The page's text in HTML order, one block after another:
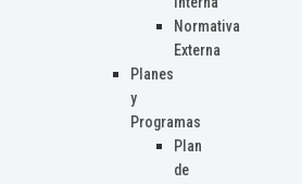
Normativa
Externa
Planes
y
Programas
Plan
de